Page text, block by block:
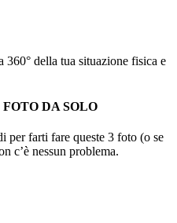
della tua situazione fisica e
DA SOLO
per farti fare queste 3 foto (o se
c’è nessun problema.